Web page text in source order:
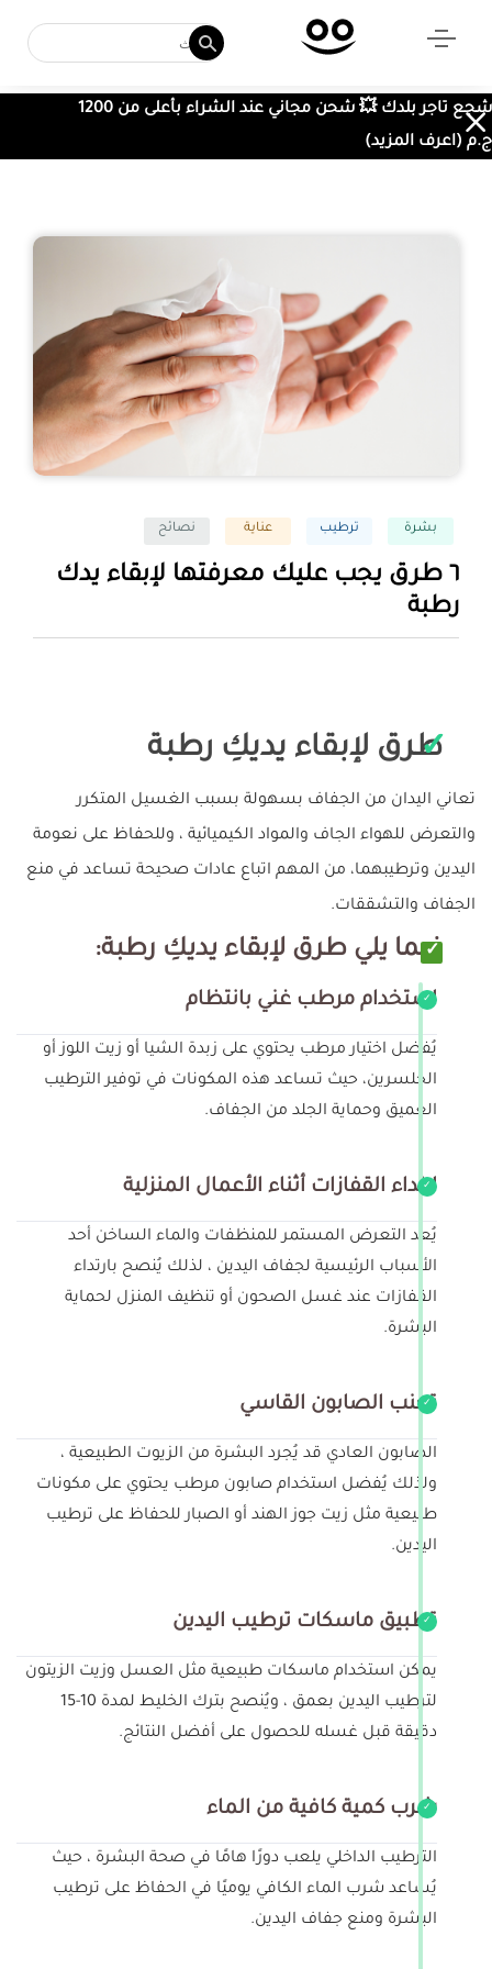
شجع تاجر بلدك 💥 شحن مجاني عند الشراء بأعلى من 1200
ج.م (اعرف المزيد)
بشرة ترطيب عناية نصائح
٦ طرق يجب عليك معرفتها لإبقاء يدك
رطبة
طرق لإبقاء يديكِ رطبة
تعاني اليدان من الجفاف بسهولة بسبب الغسيل المتكرر
والتعرض للهواء الجاف والمواد الكيميائية ، وللحفاظ على نعومة
اليدين وترطيبهما، من المهم اتباع عادات صحيحة تساعد في منع
الجفاف والتشققات.
فيما يلي طرق لإبقاء يديكِ رطبة:
استخدام مرطب غني بانتظام
يُفضل اختيار مرطب يحتوي على زبدة الشيا أو زيت اللوز أو
الجلسرين، حيث تساعد هذه المكونات في توفير الترطيب
العميق وحماية الجلد من الجفاف.
ارتداء القفازات أثناء الأعمال المنزلية
يُعد التعرض المستمر للمنظفات والماء الساخن أحد
الأسباب الرئيسية لجفاف اليدين ، لذلك يُنصح بارتداء
القفازات عند غسل الصحون أو تنظيف المنزل لحماية
البشرة.
تجنب الصابون القاسي
الصابون العادي قد يُجرد البشرة من الزيوت الطبيعية ،
ولذلك يُفضل استخدام صابون مرطب يحتوي على مكونات
طبيعية مثل زيت جوز الهند أو الصبار للحفاظ على ترطيب
اليدين.
تطبيق ماسكات ترطيب اليدين
يمكن استخدام ماسكات طبيعية مثل العسل وزيت الزيتون
لترطيب اليدين بعمق ، ويُنصح بترك الخليط لمدة 10-15
دقيقة قبل غسله للحصول على أفضل النتائج.
شرب كمية كافية من الماء
الترطيب الداخلي يلعب دورًا هامًا في صحة البشرة ، حيث
يُساعد شرب الماء الكافي يوميًا في الحفاظ على ترطيب
البشرة ومنع جفاف اليدين.